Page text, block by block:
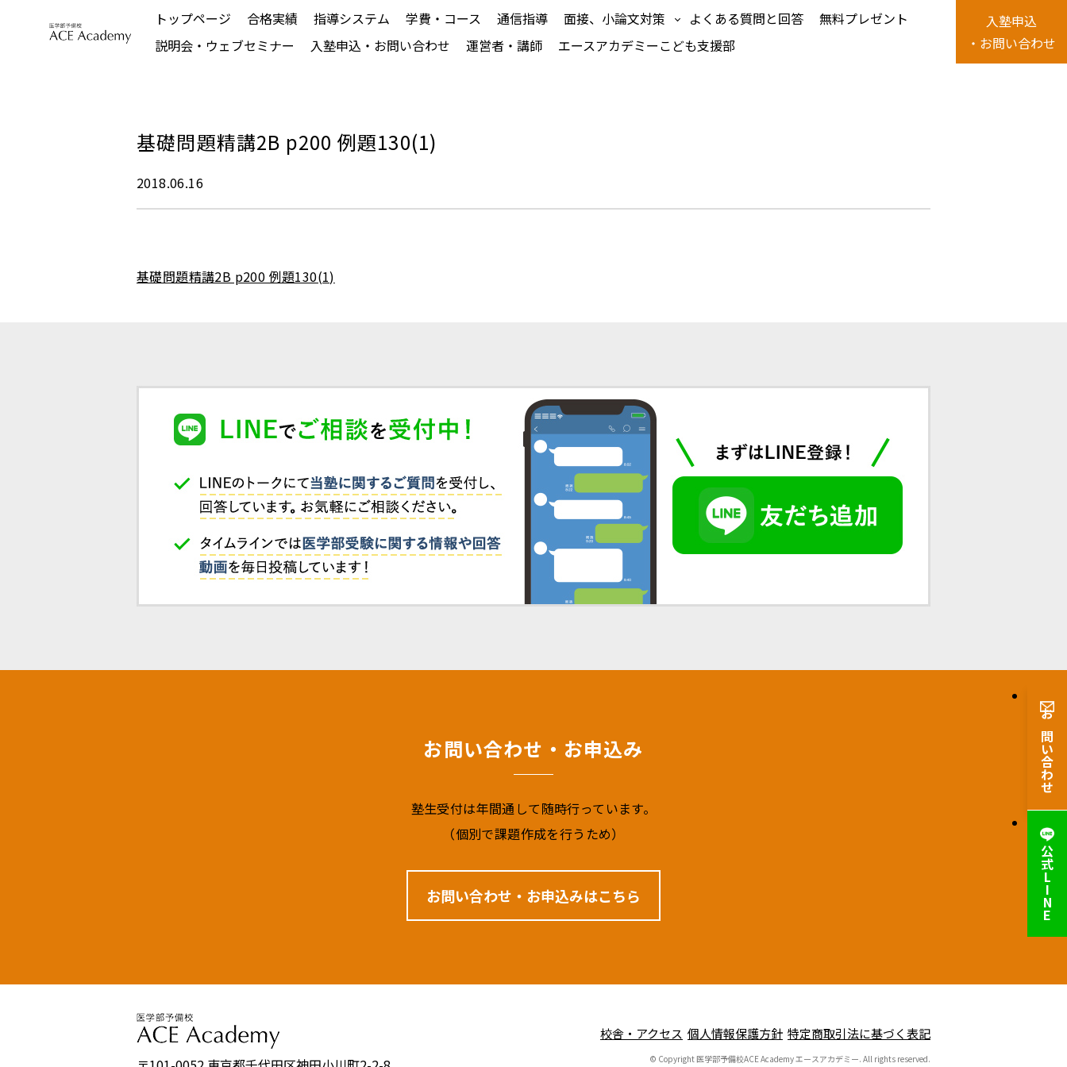
トップページ 合格実績 指導システム 学費・コース 通信指導 面接、小論文対策 よくある質問と回答
無料プレゼント
説明会・ウェブセミナー
入塾申込・お問い合わせ 運営者・講師 エースアカデミーこども支援部
⼊塾申込
・お問い合わせ
基礎問題精講2B p200 例題130(1)
2018.06.16
基礎問題精講2B p200 例題130(1)
お問い合わせ・お申込み
塾⽣受付は年間通して随時⾏っています。
（個別で課題作成を⾏うため）
お問い合わせ・お申込みはこちら
お問い合わせ
公式
L
I
N
E
校舎・アクセス 個人情報保護方針 特定商取引法に基づく表記
© Copyright 医学部予備校ACE Academy エースアカデミー. All rights reserved.